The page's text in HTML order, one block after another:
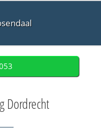
Dordrecht